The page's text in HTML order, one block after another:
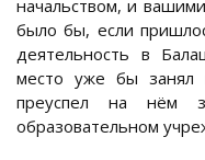
начальством, и
было бы, если
деятельность в
место уже бы занял
преуспел на нём
образовательном